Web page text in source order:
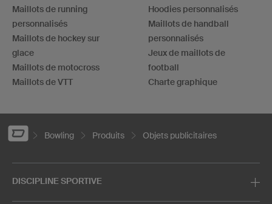
Maillots de running
personnalisés
Maillots de hockey sur
glace
Maillots de motocross
Maillots de VTT
Hoodies personnalisés
Maillots de handball
personnalisés
Jeux de maillots de
football
Charte graphique
Bowling Produits Objets publicitaires
DISCIPLINE SPORTIVE